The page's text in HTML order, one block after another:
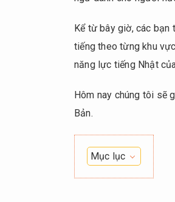
Kể từ bây giờ, các
tiếng theo từng khu
năng lực tiếng Nhật
Hôm nay chúng tôi sẽ
Bản.
Mục lục
1.